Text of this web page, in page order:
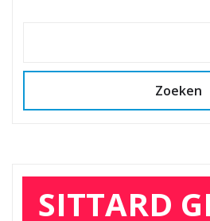
Zoeken
SITTARD